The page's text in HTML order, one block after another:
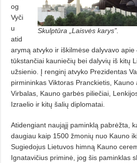
Skulptūra „Laisvės karys”.
og
Vyči
u
atid
arymą atvyko ir iškilmėse dalyvavo
tūkstančiai kauniečių bei dalyvių iš kitų
užsienio. Į renginį atvyko Prezidentas
pirmininkas Viktoras Pranckietis,
Virbalas, Kauno garbės piliečiai,
Izraelio ir kitų šalių diplomatai.
Atidengiant naująjį paminklą pabrėžta,
daugiau kaip 1500 žmonių nuo Kauno
Sugiedojus Lietuvos himną Kauno
Ignatavičius priminė, jog šis paminklas